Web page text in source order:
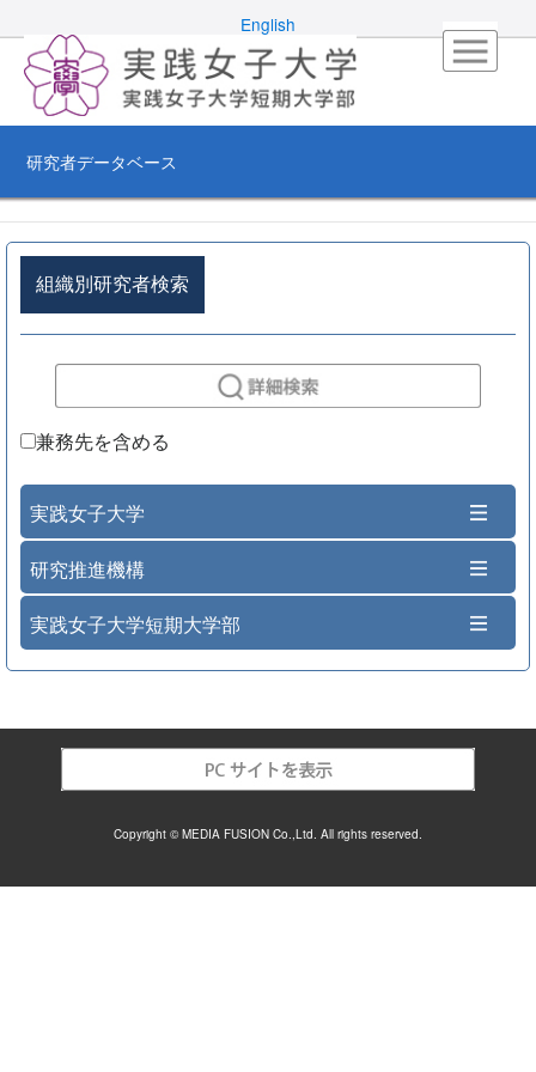
English
研究者データベース
組織別研究者検索
兼務先を含める
実践女子大学
研究推進機構
実践女子大学短期大学部
Copyright © MEDIA FUSION Co.,Ltd. All rights reserved.